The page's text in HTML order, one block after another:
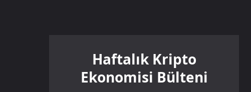
Haftalık Kripto
Ekonomisi Bülteni